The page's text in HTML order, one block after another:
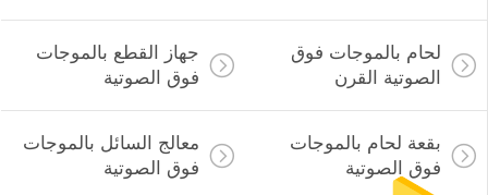
لحام بالموجات فوق
الصوتية القرن
جهاز القطع بالموجات
فوق الصوتية
بقعة لحام بالموجات
فوق الصوتية
معالج السائل بالموجات
فوق الصوتية